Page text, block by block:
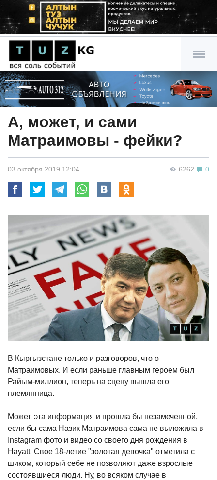
А, может, и сами
Матраимовы - фейки?
6262 0
03 октября 2019 12:04
В Кыргызстане только и разговоров, что о
Матраимовых. И если раньше главным героем был
Райым-миллион, теперь на сцену вышла его
племянница.
Может, эта информация и прошла бы незамеченной,
если бы сама Назик Матраимова сама не выложила в
Instagram фото и видео со своего дня рождения в
Hayatt. Свое 18-летие "золотая девочка" отметила с
шиком, который себе не позволяют даже взрослые
состоявшиеся люди. Ну, во всяком случае в